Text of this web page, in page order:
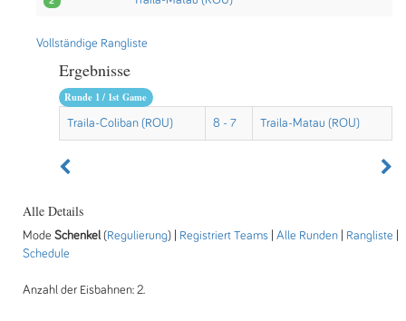
Vollständige Rangliste
Ergebnisse
Runde 1 / 1st Game
Traila-Coliban (ROU) 8 - 7 Traila-Matau (ROU)
Alle Details
Mode Schenkel(Regulierung) | Registriert Teams Alle Runden Rangliste
Schedule
Anzahl der Eisbahnen: 2.